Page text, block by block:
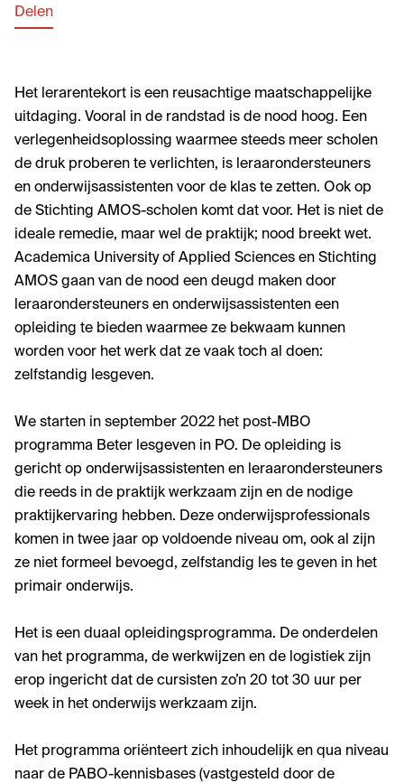
Delen
Het lerarentekort is een reusachtige maatschappelijke
uitdaging. Vooral in de randstad is de nood hoog. Een
verlegenheidsoplossing waarmee steeds meer scholen
de druk proberen te verlichten, is leraarondersteuners
en onderwijsassistenten voor de klas te zetten. Ook op
de Stichting AMOS-scholen komt dat voor. Het is niet de
ideale remedie, maar wel de praktijk; nood breekt wet.
Academica University of Applied Sciences en Stichting
AMOS gaan van de nood een deugd maken door
leraarondersteuners en onderwijsassistenten een
opleiding te bieden waarmee ze bekwaam kunnen
worden voor het werk dat ze vaak toch al doen:
zelfstandig lesgeven.
We starten in september 2022 het post-MBO
programma Beter lesgeven in PO. De opleiding is
gericht op onderwijsassistenten en leraarondersteuners
die reeds in de praktijk werkzaam zijn en de nodige
praktijkervaring hebben. Deze onderwijsprofessionals
komen in twee jaar op voldoende niveau om, ook al zijn
ze niet formeel bevoegd, zelfstandig les te geven in het
primair onderwijs.
Het is een duaal opleidingsprogramma. De onderdelen
van het programma, de werkwijzen en de logistiek zijn
erop ingericht dat de cursisten zo’n 20 tot 30 uur per
week in het onderwijs werkzaam zijn.
Het programma oriënteert zich inhoudelijk en qua niveau
naar de PABO-kennisbases (vastgesteld door de